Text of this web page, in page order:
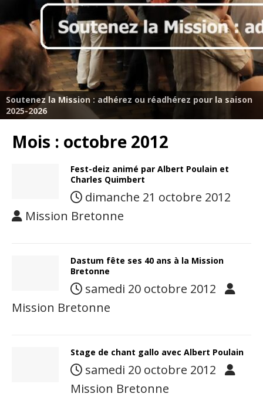
Soutenez la Mission : adhérez ou réadhérez pour la saison
2025-2026
Mois : octobre 2012
Fest-deiz animé par Albert Poulain et
Charles Quimbert
dimanche 21 octobre 2012
Mission Bretonne
Dastum fête ses 40 ans à la Mission
Bretonne
samedi 20 octobre 2012
Mission Bretonne
Stage de chant gallo avec Albert Poulain
samedi 20 octobre 2012
Mission Bretonne